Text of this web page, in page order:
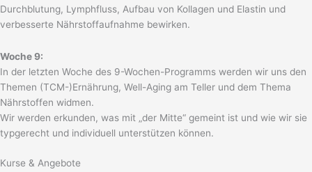
Durchblutung, Lymphfluss, Aufbau von Kollagen und Elastin und
verbesserte Nährstoffaufnahme bewirken.
Woche 9:
In der letzten Woche des 9-Wochen-Programms werden wir uns den
Themen (TCM-)Ernährung, Well-Aging am Teller und dem Thema
Nährstoffen widmen.
Wir werden erkunden, was mit „der Mitte“ gemeint ist und wie wir sie
typgerecht und individuell unterstützen können.
Kurse & Angebote